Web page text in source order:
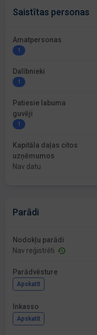
Saistītas personas
Amatpersonas
1
Dalībnieki
1
Patiesie labuma
guvēji
1
Kapitāla daļas citos
uzņēmumos
Nav datu
Parādi
Nodokļu parādi
Nav reģistrēti
Parādvēsture
Apskatīt
Inkasso
Apskatīt